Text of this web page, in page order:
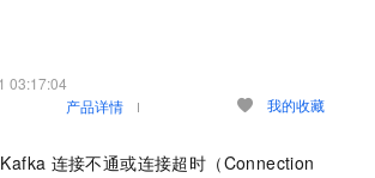
03:17:04
产品详情 我的收藏
Kafka 连接不通或连接超时（Connection